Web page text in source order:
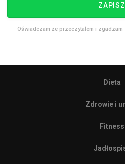
ZAPISZ
Oświadczam że przeczytałem i
Dieta
Zdrowie i
Fitness